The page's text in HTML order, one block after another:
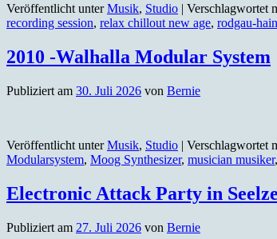
Veröffentlicht unter Musik, Studio | Verschlagwortet
recording session, relax chillout new age, rodgau-
2010 -Walhalla Modular System
Publiziert am 30. Juli 2026 von Bernie
Veröffentlicht unter Musik, Studio | Verschlagwortet
Modularsystem, Moog Synthesizer, musician musiker,
Electronic Attack Party in Seelze
Publiziert am 27. Juli 2026 von Bernie